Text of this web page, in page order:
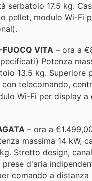
serbatoio 17.5 kg.
pellet, modulo Wi-Fi
VITA – ora a
Potenza
13.5 kg. Superiore
telecomando,
Wi-Fi per display a
– ora a
massima 14 kW,
Stretto design,
d'aria
comando a distanza